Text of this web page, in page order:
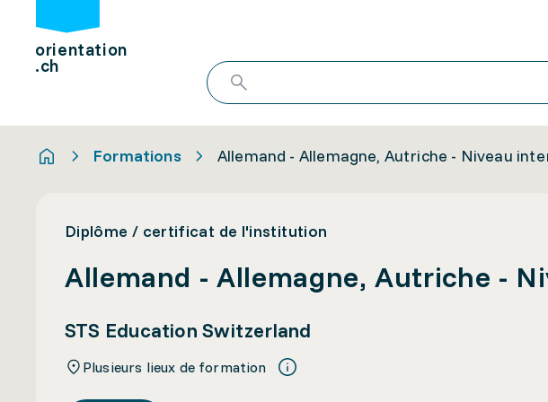
orientation
.ch
Formations Allemand - Allemagne, Autriche - Niveau
Diplôme / certificat de l'institution
Allemand - Allemagne, Autriche -
STS Education Switzerland
Plusieurs lieux de formation